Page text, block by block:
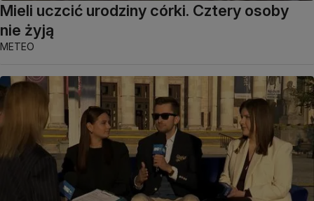
Mieli uczcić urodziny córki. Cztery osoby
nie żyją
METEO